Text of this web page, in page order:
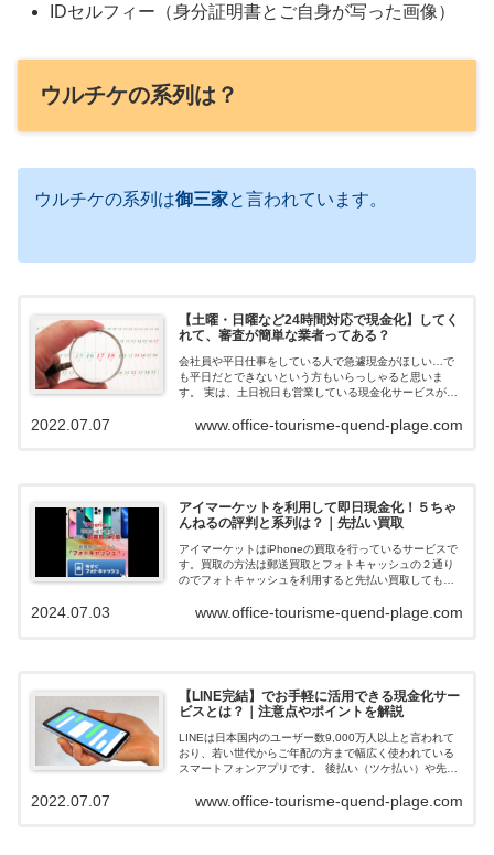
IDセルフィー（身分証明書とご自身が写った画像）
ウルチケの系列は？
ウルチケの系列は御三家と言われています。
【土曜・日曜など24時間対応で現金化】してく
れて、審査が簡単な業者ってある？
会社員や平日仕事をしている人で急遽現金がほしい…で
も平日だとできないという方もいらっしゃると思いま
す。 実は、土日祝日も営業している現金化サービスがあ
し、審査が簡単な業者について解説します。...
www.office-tourisme-quend-plage.com
2022.07.07
アイマーケットを利用して即日現金化！５ちゃ
んねるの評判と系列は？｜先払い買取
アイマーケットはiPhoneの買取を行っているサービスで
す。買取の方法は郵送買取とフォトキャッシュの２通り
のでフォトキャッシュを利用すると先払い買取してもら
ると、在籍確認も無く申込みの審査落...
www.office-tourisme-quend-plage.com
2024.07.03
【LINE完結】でお手軽に活用できる現金化サー
ビスとは？｜注意点やポイントを解説
LINEは日本国内のユーザー数9,000万人以上と言われて
おり、若い世代からご年配の方まで幅広く使われている
スマートフォンアプリです。 後払い（ツケ払い）や先払
込や審査が完結できる」業者...
www.office-tourisme-quend-plage.com
2022.07.07